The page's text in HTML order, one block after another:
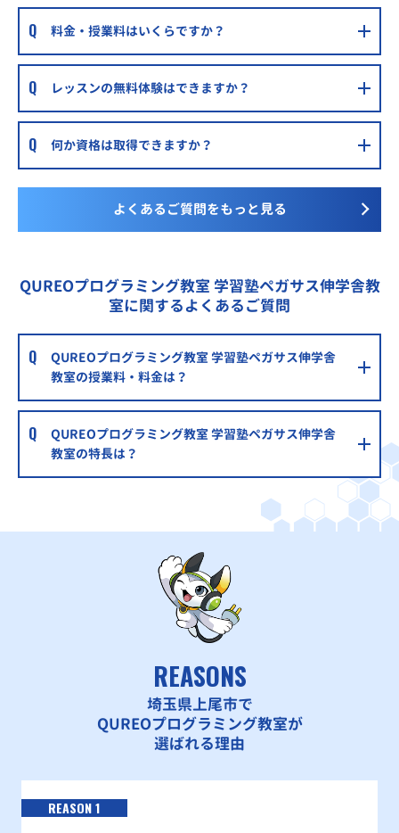
料金・授業料はいくらですか？
レッスンの無料体験はできますか？
何か資格は取得できますか？
よくあるご質問をもっと見る
QUREOプログラミング教室 学習塾ペガサス伸学舎教
室に関するよくあるご質問
QUREOプログラミング教室 学習塾ペガサス伸学舎
教室の授業料・料金は？
QUREOプログラミング教室 学習塾ペガサス伸学舎
教室の特長は？
REASONS
埼玉県上尾市で
QUREOプログラミング教室が
選ばれる理由
REASON 1